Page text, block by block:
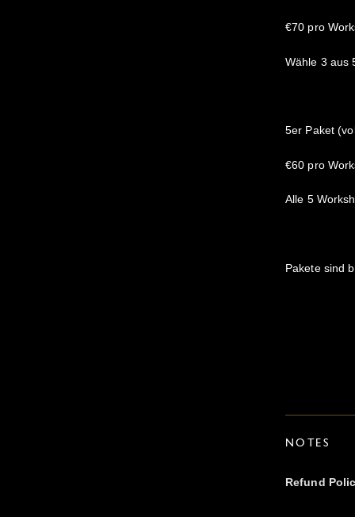
€70 pro
Wähle 3 aus
5er Paket
€60 pro
Alle 5
Pakete sind
NOTES
Refund